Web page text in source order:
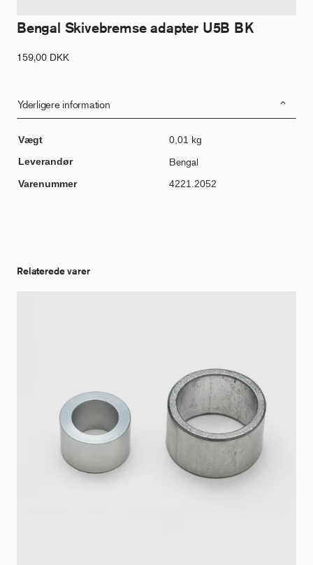
Bengal Skivebremse adapter U5B BK
159,00 DKK
Yderligere information
Vægt
0,01 kg
Leverandør
Bengal
Varenummer 4221.2052
Relaterede varer